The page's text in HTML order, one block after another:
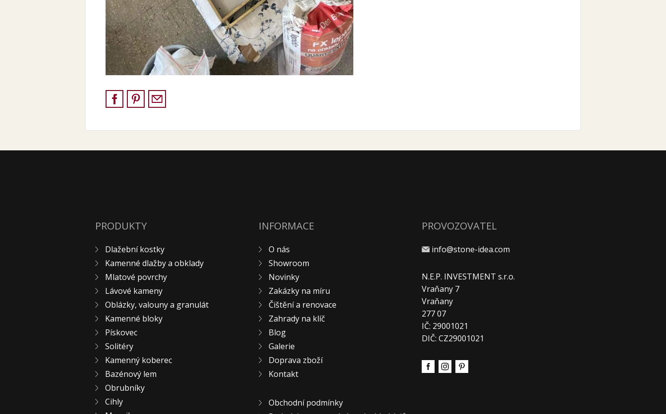
PRODUKTY
Dlažební kostky
Kamenné dlažby a obklady
Mlatové povrchy
Lávové kameny
Oblázky, valouny a granulát
Kamenné bloky
Pískovec
Solitéry
Kamenný koberec
Bazénový lem
Obrubníky
Cihly
INFORMACE
O nás
Showroom
Novinky
Zakázky na míru
Čištění a renovace
Zahrady na klíč
Blog
Galerie
Doprava zboží
Kontakt
Obchodní podmínky
PROVOZOVATEL
info@stone-idea.com
N.E.P. INVESTMENT s.r.o.
Vraňany 7
Vraňany
277 07
IČ: 29001021
DIČ: CZ29001021